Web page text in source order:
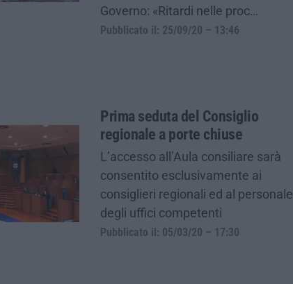
Governo: «Ritardi nelle proc…
Pubblicato il: 25/09/20 – 13:46
Prima seduta del Consiglio
regionale a porte chiuse
L’accesso all’Aula consiliare sarà
consentito esclusivamente ai
consiglieri regionali ed al personale
degli uffici competenti
Pubblicato il: 05/03/20 – 17:30